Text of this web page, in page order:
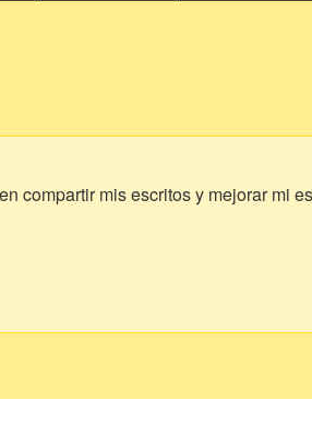
compartir mis escritos y mejorar mi